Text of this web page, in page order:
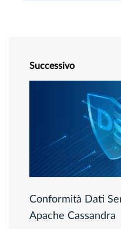
Successivo
Conformità Dati
Apache Cassandra